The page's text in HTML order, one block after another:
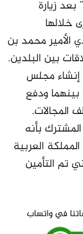
زيارة
خلالها
الأمير محمد بن
بين البلدين.
إنشاء مجلس
ودفع
المجالات.
بأنه
العربية
تم التأمين